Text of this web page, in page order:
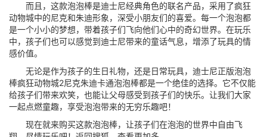
而且，这款泡泡棒是迪士尼经典角色的联名产品，采用了疯狂
动物城中的尼克和朱迪形象，深受小朋友们的喜爱。每一个泡泡都
是一个小小的梦想，带着孩子们飞向他们心中的奇幻世界。在玩乐
中，孩子们也可以感觉到迪士尼带来的童话气息，增添了玩具的情
感价值。
无论是作为孩子的生日礼物，还是日常玩具，迪士尼正版泡泡
棒疯狂动物城2尼克朱迪卡通泡泡棒都是一个绝佳的选择。它不仅能
给孩子们带来欢笑，也能让父母感受到孩子们的快乐。让我们大家
一起点燃童趣，享受泡泡带来的无穷乐趣吧！
现在就来购买这款泡泡棒，让孩子们在泡泡的世界中自由飞